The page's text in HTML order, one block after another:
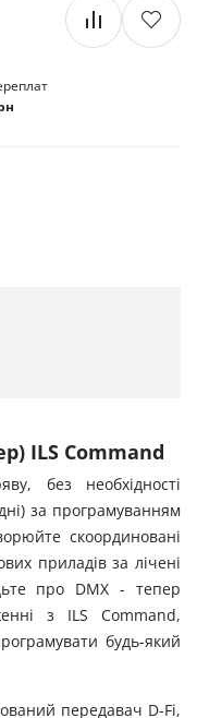
ILS Command
без необхідності
за програмуванням
скоординовані
приладів за лічені
про DMX - тепер
з ILS Command,
будь-який
передавач D-Fi,